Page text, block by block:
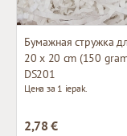
20 x 20 cm (150
DS201
Цена за 1 iepak.
2,78 €